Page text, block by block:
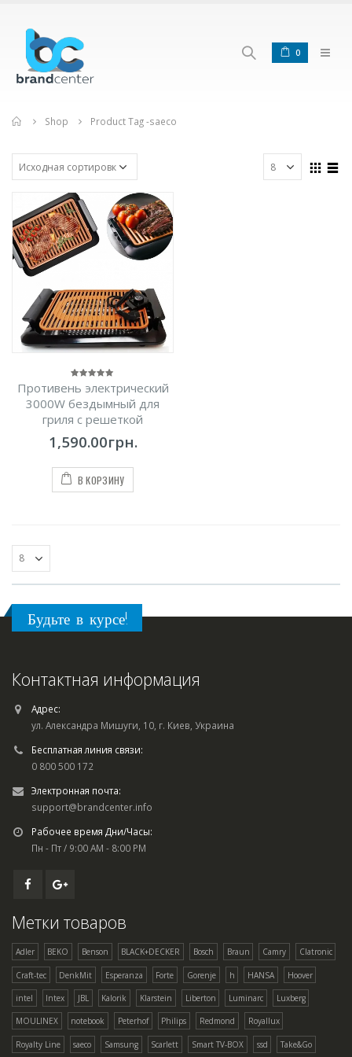
0
Home
Shop Product Tag -saeco
0
out
of
Противень электрический
3000W бездымный для
гриля с решеткой
1,590.00грн.
В КОРЗИНУ
Будьте в курсе!
Контактная информация
Адрес:
ул. Александра Мишуги, 10, г. Киев, Украина
Бесплатная линия связи:
0 800 500 172
Электронная почта:
support@brandcenter.info
Рабочее время Дни/Часы:
Пн - Пт / 9:00 AM - 8:00 PM
Метки товаров
Adler BEKO Benson BLACK+DECKER Bosch Braun Camry Clatronic
Craft-tec DenkMit Esperanza Forte Gorenje h HANSA Hoover
intel Intex JBL Kalorik Klarstein Liberton Luminarc Luxberg
MOULINEX notebook Peterhof Philips Redmond Royallux
Royalty Line saeco Samsung Scarlett Smart TV-BOX ssd Take&Go